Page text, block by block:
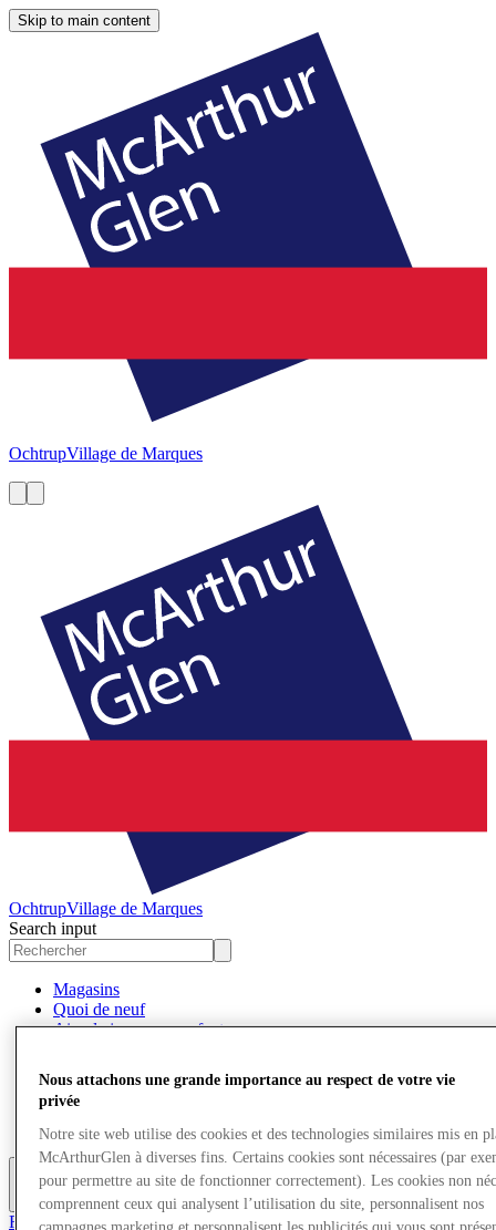
Skip to main content
OchtrupVillage de Marques
OchtrupVillage de Marques
Search input
Magasins
Quoi de neuf
Aire de jeux pour enfants
Cartes cadeaux
Services
Carrières
Plus
Rejoignez le club
Nous attachons une grande importance au respect de votre vie
privée
Notre site web utilise des cookies et des technologies similaires mis en
McArthurGlen à diverses fins. Certains cookies sont nécessaires (par
pour permettre au site de fonctionner correctement). Les cookies non
comprennent ceux qui analysent l’utilisation du site, personnalisent nos